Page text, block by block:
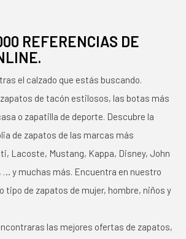
REFERENCIAS DE
el calzado que estás buscando.
de tacón estilosos, las botas más
o zapatilla de deporte. Descubre la
de zapatos de las marcas más
Lacoste, Mustang, Kappa, Disney, John
… y muchas más. Encuentra en nuestro
tipo de zapatos de mujer, hombre, niños y
las mejores ofertas de zapatos,